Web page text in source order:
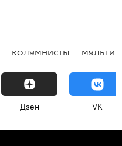
КОЛУМНИСТЫ
Дзен VK